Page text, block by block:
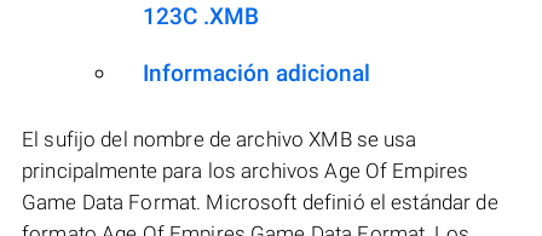
123C .XMB
Información adicional
El sufijo del nombre de archivo XMB se usa
principalmente para los archivos Age Of Empires
Game Data Format. Microsoft definió el estándar de